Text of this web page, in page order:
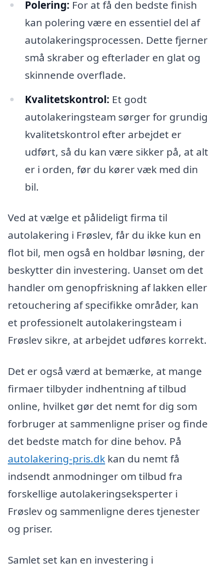
Polering: For at få den bedste finish
kan polering være en essentiel del af
autolakeringsprocessen. Dette fjerner
små skraber og efterlader en glat og
skinnende overflade.
Kvalitetskontrol: Et godt
autolakeringsteam sørger for grundig
kvalitetskontrol efter arbejdet er
udført, så du kan være sikker på, at alt
er i orden, før du kører væk med din
bil.
Ved at vælge et pålideligt firma til
autolakering i Frøslev, får du ikke kun en
flot bil, men også en holdbar løsning, der
beskytter din investering. Uanset om det
handler om genopfriskning af lakken eller
retouchering af specifikke områder, kan
et professionelt autolakeringsteam i
Frøslev sikre, at arbejdet udføres korrekt.
Det er også værd at bemærke, at mange
firmaer tilbyder indhentning af tilbud
online, hvilket gør det nemt for dig som
forbruger at sammenligne priser og finde
det bedste match for dine behov. På
autolakering-pris.dk kan du nemt få
indsendt anmodninger om tilbud fra
forskellige autolakeringseksperter i
Frøslev og sammenligne deres tjenester
og priser.
Samlet set kan en investering i